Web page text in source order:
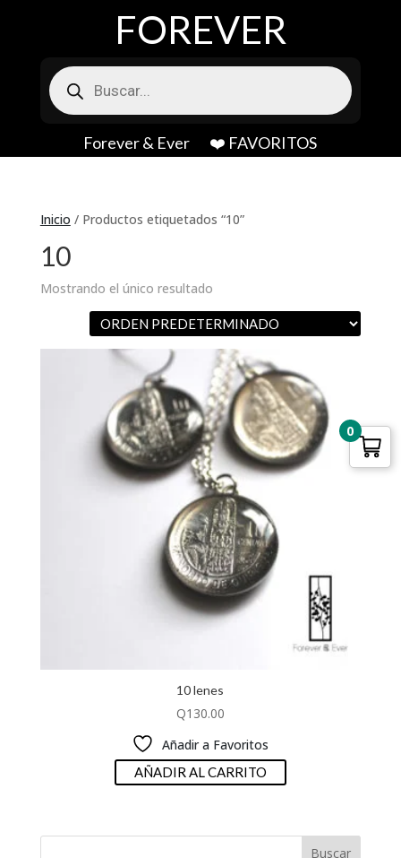
FOREVER
Búsqueda
de
productos
Forever & Ever ❤️ FAVORITOS
Inicio / Productos etiquetados “10”
10
Mostrando el único resultado
10 lenes
Q130.00
Añadir a Favoritos
AÑADIR AL CARRITO
0